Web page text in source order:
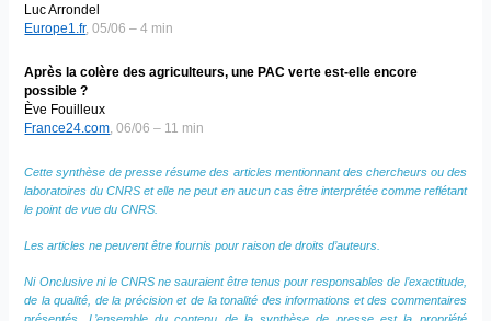
Luc Arrondel
Europe1.fr, 05/06 – 4 min
Après la colère des agriculteurs, une PAC verte est-elle encore
possible ?
Ève Fouilleux
France24.com, 06/06 – 11 min
Cette synthèse de presse résume des articles mentionnant des chercheurs ou des
laboratoires du CNRS et elle ne peut en aucun cas être interprétée comme reflétant
le point de vue du CNRS.
Les articles ne peuvent être fournis pour raison de droits d’auteurs.
Ni Onclusive ni le CNRS ne sauraient être tenus pour responsables de l’exactitude,
de la qualité, de la précision et de la tonalité des informations et des commentaires